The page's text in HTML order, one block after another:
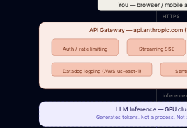
You — browser / mobile
HTTPS
API Gateway — api.anthropic.com
Auth / rate limiting Streaming SSE
Datadog logging (AWS us-east-1)
inference
LLM Inference — GPU
Generates tokens. Not a process. Not